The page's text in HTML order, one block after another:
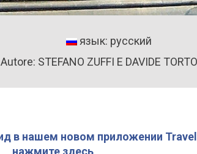
язык: русский
STEFANO ZUFFI E DAVIDE
в нашем новом приложении
нажмите здесь